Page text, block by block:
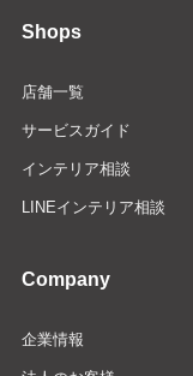
Shops
店舗一覧
サービスガイド
インテリア相談
LINEインテリア相談
Company
企業情報